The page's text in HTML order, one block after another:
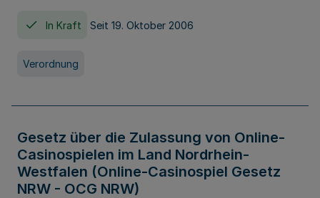
In Kraft Seit 19. Oktober 2006
Verordnung
Gesetz über die Zulassung von Online-
Casinospielen im Land Nordrhein-
Westfalen (Online-Casinospiel Gesetz
NRW - OCG NRW)